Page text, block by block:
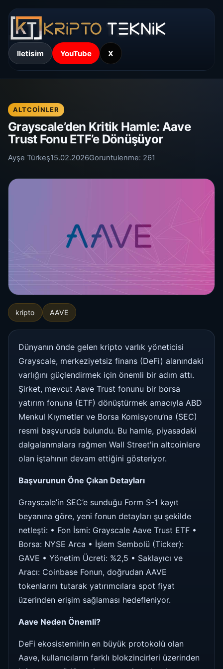
Iletisim YouTube X
ALTCOINLER
Grayscale’den Kritik Hamle: Aave
Trust Fonu ETF’e Dönüşüyor
Ayşe Türkeş15.02.2026Goruntulenme: 261
kripto AAVE
Dünyanın önde gelen kripto varlık yöneticisi
Grayscale, merkeziyetsiz finans (DeFi) alanındaki
varlığını güçlendirmek için önemli bir adım attı.
Şirket, mevcut Aave Trust fonunu bir borsa
yatırım fonuna (ETF) dönüştürmek amacıyla ABD
Menkul Kıymetler ve Borsa Komisyonu’na (SEC)
resmi başvuruda bulundu. Bu hamle, piyasadaki
dalgalanmalara rağmen Wall Street'in altcoinlere
olan iştahının devam ettiğini gösteriyor.
Başvurunun Öne Çıkan Detayları
Grayscale’in SEC’e sunduğu Form S-1 kayıt
beyanına göre, yeni fonun detayları şu şekilde
netleşti: • Fon İsmi: Grayscale Aave Trust ETF •
Borsa: NYSE Arca • İşlem Sembolü (Ticker):
GAVE • Yönetim Ücreti: %2,5 • Saklayıcı ve
Aracı: Coinbase Fonun, doğrudan AAVE
tokenlarını tutarak yatırımcılara spot fiyat
üzerinden erişim sağlaması hedefleniyor.
Aave Neden Önemli?
DeFi ekosisteminin en büyük protokolü olan
Aave, kullanıcıların farklı blokzincirleri üzerinden